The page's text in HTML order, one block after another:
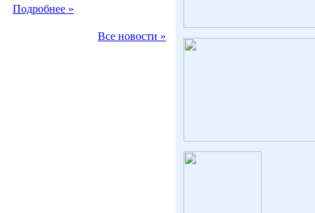
Подробнее »
Все новости »